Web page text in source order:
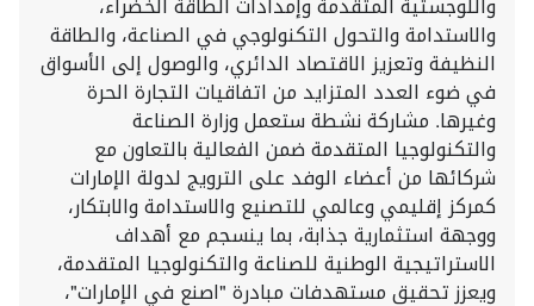
والاستدامة والتحول التكنولوجي في الصناعة، والطاقة
النظيفة وتعزيز الاقتصاد الدائري، والوصول إلى الأسواق
في ضوء العدد المتزايد من اتفاقيات التجارة الحرة
وغيرها. مشاركة نشطة ستعمل وزارة الصناعة
والتكنولوجيا المتقدمة ضمن الفعالية بالتعاون مع
شركائها من أعضاء الوفد على الترويج لدولة الإمارات
كمركز إقليمي وعالمي للتصنيع والاستدامة والابتكار،
ووجهة استثمارية جذابة، بما ينسجم مع أهداف
الاستراتيجية الوطنية للصناعة والتكنولوجيا المتقدمة،
ويعزز تحقيق مستهدفات مبادرة "اصنع في الإمارات"،